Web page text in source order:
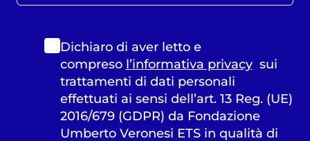
Dichiaro di aver letto e
compreso l’informativa privacysui
trattamenti di dati personali
effettuati ai sensi dell’art. 13 Reg. (UE)
2016/679 (GDPR) da Fondazione
Umberto Veronesi ETS in qualità di